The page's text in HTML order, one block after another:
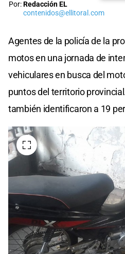
Por:Redacción EL
contenidos@ellitoral.com
Agentes de la policía de la
motos en una jornada de
vehiculares en busca del
puntos del territorio
también identificaron a 19